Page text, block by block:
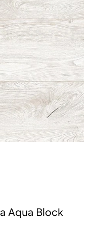
Aqua Block